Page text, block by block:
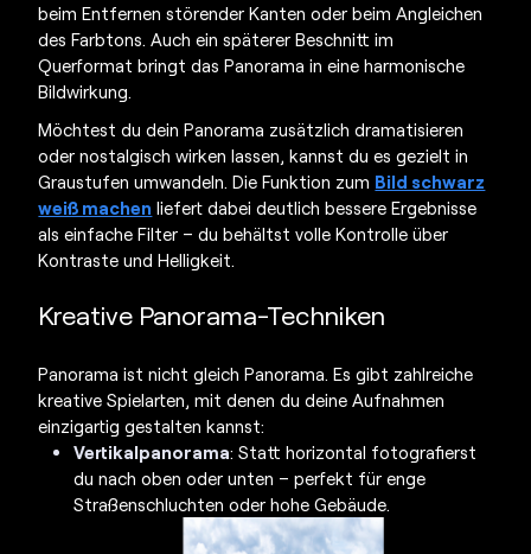
beim Entfernen störender Kanten oder beim Angleichen
des Farbtons. Auch ein späterer Beschnitt im
Querformat bringt das Panorama in eine harmonische
Bildwirkung.
Möchtest du dein Panorama zusätzlich dramatisieren
oder nostalgisch wirken lassen, kannst du es gezielt in
Graustufen umwandeln. Die Funktion zum Bild schwarz
weiß machen liefert dabei deutlich bessere Ergebnisse
als einfache Filter – du behältst volle Kontrolle über
Kontraste und Helligkeit.
Kreative Panorama-Techniken
Panorama ist nicht gleich Panorama. Es gibt zahlreiche
kreative Spielarten, mit denen du deine Aufnahmen
einzigartig gestalten kannst:
Vertikalpanorama: Statt horizontal fotografierst
du nach oben oder unten – perfekt für enge
Straßenschluchten oder hohe Gebäude.